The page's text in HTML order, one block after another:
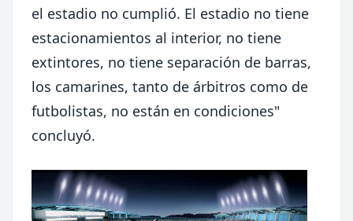
el estadio no cumplió. El estadio no tiene
estacionamientos al interior, no tiene
extintores, no tiene separación de barras,
los camarines, tanto de árbitros como de
futbolistas, no están en condiciones"
concluyó.